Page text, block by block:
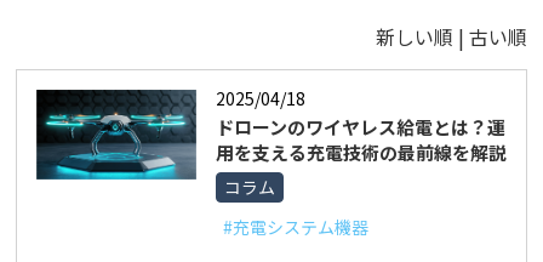
新しい順 | 古い順
2025/04/18
ドローンのワイヤレス給電とは？運
用を支える充電技術の最前線を解説
コラム
#充電システム機器